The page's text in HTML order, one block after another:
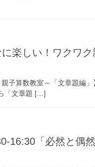
楽しい！ワクワ
子算数教室～「文章題編
「文章題 […]
「必然と偶然